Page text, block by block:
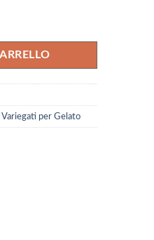
Variegati per Gelato